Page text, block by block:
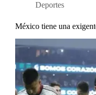
Deportes
México tiene una